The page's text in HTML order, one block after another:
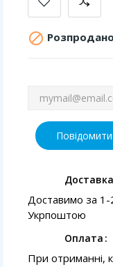
 Розпродано
Доставка
Доставимо за
Укрпоштою
Оплата
При отриманні,